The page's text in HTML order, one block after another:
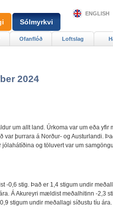
2024
um allt land. Úrkoma var um eða yfir
var þurrara á Norður- og Austurlandi.
og töluvert var um
-0,6 stig. Það er 1,4 stigum undir
Á Akureyri mældist meðalhitinn -2,3
stigum undir meðallagi síðustu tíu
Ofanflóð Loftslag
Sólmyrkvi
ENGLISH